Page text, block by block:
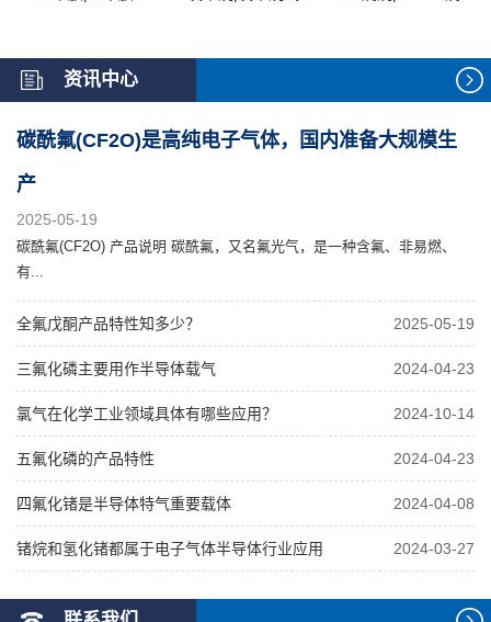
资讯中心
碳酰氟(CF2O)是高纯电子气体，国内准备大规模生
产
2025-05-19
碳酰氟(CF2O) 产品说明 碳酰氟，又名氟光气，是一种含氟、非易燃、
有...
全氟戊酮产品特性知多少？ 2025-05-19
三氟化磷主要用作半导体载气 2024-04-23
氯气在化学工业领域具体有哪些应用？ 2024-10-14
五氟化磷的产品特性 2024-04-23
四氟化锗是半导体特气重要载体 2024-04-08
锗烷和氢化锗都属于电子气体半导体行业应用 2024-03-27